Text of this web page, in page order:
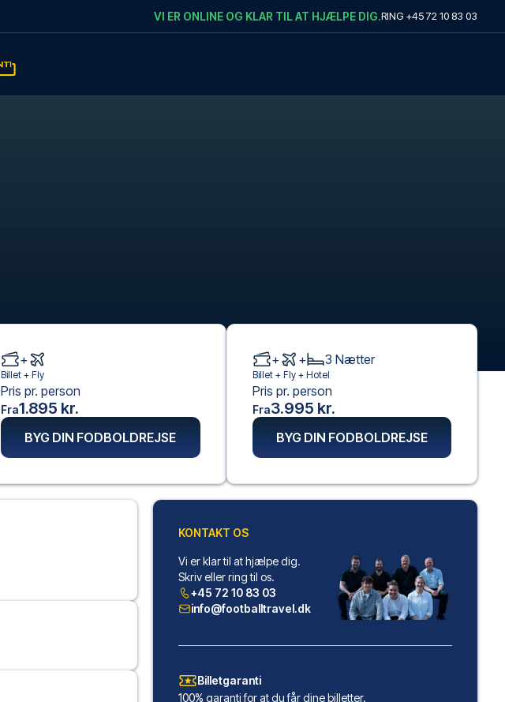
VI ER ONLINE OG KLAR TIL AT HJÆLPE DIG.RING +45 72 10 83 03
+
Billet + Fly
Pris pr. person
Fra1.895 kr.
BYG DIN FODBOLDREJSE
+ + 3 Nætter
Billet + Fly+ Hotel
Pris pr. person
Fra3.995 kr.
BYG DIN FODBOLDREJSE
KONTAKT OS
Vi er klar til at hjælpe dig.
Skriv eller ring til os.
+45 72 10 83 03
info@footballtravel.dk
Billetgaranti
100% garanti for at du får dine billetter.